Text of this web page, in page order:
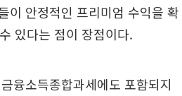
이 안정적인 프리미엄 수익을 확
있다는 점이 장점이다.
융소득종합과세에도 포함되지